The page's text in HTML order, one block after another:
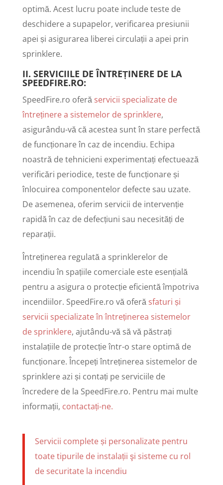
optimă. Acest lucru poate include teste de
deschidere a supapelor, verificarea presiunii
apei și asigurarea liberei circulații a apei prin
sprinklere.
II. SERVICIILE DE ÎNTREȚINERE DE LA
SPEEDFIRE.RO:
SpeedFire.ro oferă servicii specializate de
întreținere a sistemelor de sprinklere,
asigurându-vă că acestea sunt în stare perfectă
de funcționare în caz de incendiu. Echipa
noastră de tehnicieni experimentați efectuează
verificări periodice, teste de funcționare și
înlocuirea componentelor defecte sau uzate.
De asemenea, oferim servicii de intervenție
rapidă în caz de defecțiuni sau necesități de
reparații.
Întreținerea regulată a sprinklerelor de
incendiu în spațiile comerciale este esențială
pentru a asigura o protecție eficientă împotriva
incendiilor. SpeedFire.ro vă oferă sfaturi și
servicii specializate în întreținerea sistemelor
de sprinklere, ajutându-vă să vă păstrați
instalațiile de protecție într-o stare optimă de
funcționare. Începeți întreținerea sistemelor de
sprinklere azi și contați pe serviciile de
încredere de la SpeedFire.ro. Pentru mai multe
informații, contactați-ne.
Servicii complete și personalizate pentru
toate tipurile de instalații şi sisteme cu rol
de securitate la incendiu